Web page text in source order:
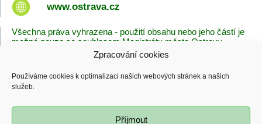
Zpracování cookies
Používáme cookies k optimalizaci našich webových stránek a našich
služeb.
Příjmout
www.ostrava.cz
Všechna práva vyhrazena - použití obsahu nebo jeho částí je
možné pouze se souhlasem Magistrátu města Ostravy.
Zásady cookies
Poslední změna